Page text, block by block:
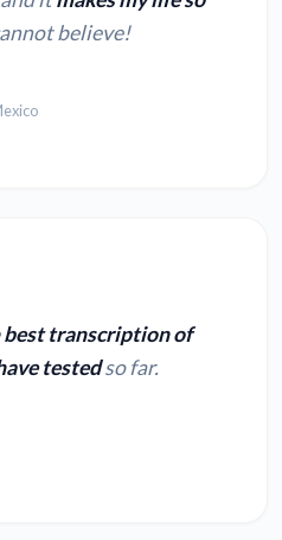
believe!
best transcription of
testedso far.